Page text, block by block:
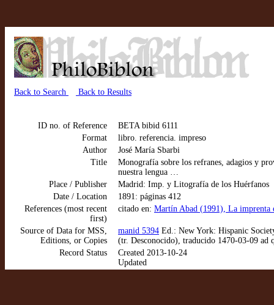
Back to Search Back to Results
ID no. of Reference
BETA bibid 6111
Format
libro. referencia. impreso
Author
José María Sbarbi
Title
Monografía sobre los refranes, adagios y
nuestra lengua …
Place / Publisher
Madrid: Imp. y Litografía de los Huérfanos
Date / Location
1891: páginas 412
References (most recent
first)
citado en: Martín Abad (1991), La imprenta
Source of Data for MSS,
Editions, or Copies
manid 5394 Ed.: New York: Hispanic
(tr. Desconocido), traducido 1470-03-09 ad
Record Status
Created 2013-10-24
Updated